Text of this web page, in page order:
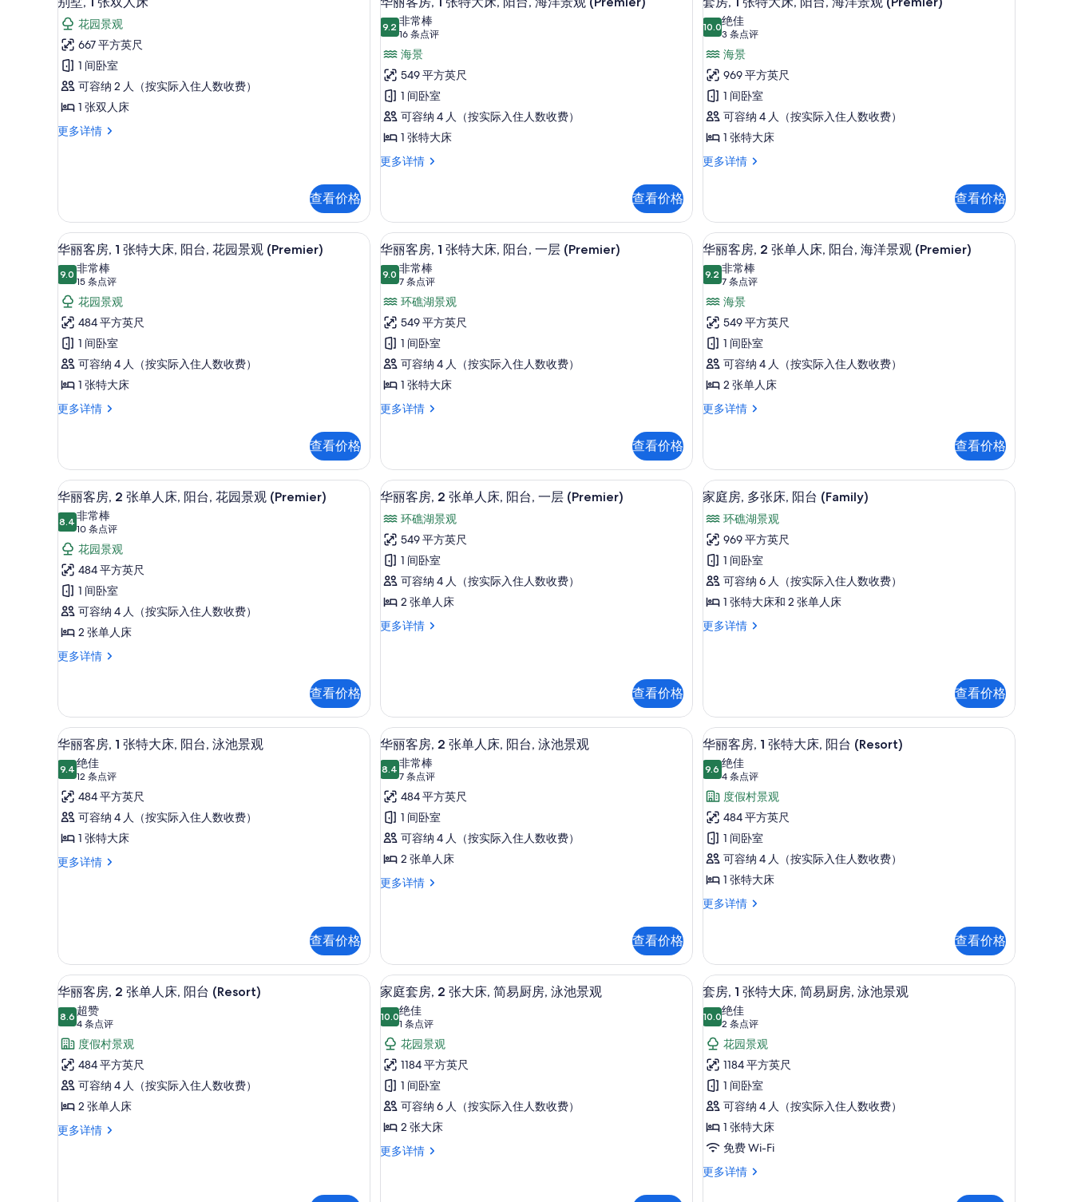
房,
海
洋
景
观
的
片
简
易
厨
房,
海
洋
景
观
更
房,
滨
的
所
有
照
片
易
厨
房,
海
更
多
信
息
厨
的
所
有
照
片
简
厨
房
更
多
信
示
别
墅,
张
双
人
有
照
片
花园景观
667 平方英尺
1 间卧室
可容纳 2 人（按实际入住人数收费）
1 张双人床
更多详情
别
床
更
多
信
息
查看价格
示
华
丽
客
房,
1
张
特
阳
台,
海
洋
景
观
(Premier)
的
所
有
9.29.2 分，满分 10 分
非常棒
16 条点评
(16
条
点
评)
海景
549 平方英尺
1 间卧室
可容纳 4 人（按实际入住人数收费）
1 张特大床
更多详情
华
1
张
特
床,
台,
海
洋
景
观
(Premier)
更
多
信
查看价格
示
套
房,
1
张
特
大
床,
海
洋
景
观
(Premier)
的
所
有
照
片
10.010.0 分，满分 10 分
绝佳
3 条点评
(3
条
点
评)
海景
969 平方英尺
1 间卧室
可容纳 4 人（按实际入住人数收费）
1 张特大床
更多详情
套
特
大
床,
台,
洋
景
观
(Premier)
更
信
息
查看价格
显
示
华
丽
客
房,
1
张
特
阳
台,
花
园
景
观
(Premier)
的
所
有
高档床上用品、迷你吧、客房内保险箱、办公桌
7
华丽客房, 1 张特大床, 阳台, 花园景观 (Premier)
9.09.0 分，满分 10 分
非常棒
15 条点评
(15
条
点
评)
花园景观
484 平方英尺
1 间卧室
可容纳 4 人（按实际入住人数收费）
1 张特大床
更多详情
华
1
张
特
床,
台,
花
园
景
观
(Premier)
更
多
信
查看价格
显
示
华
丽
客
房,
1
张
特
阳
台,
一
层
(Premier)
的
所
有
照
9
华丽客房, 1 张特大床, 阳台, 一层 (Premier)
9.09.0 分，满分 10 分
非常棒
7 条点评
(7
条
点
评)
环礁湖景观
549 平方英尺
1 间卧室
可容纳 4 人（按实际入住人数收费）
1 张特大床
更多详情
华
1
张
特
床,
阳
台,
一
层
(Premier)
更
多
查看价格
显
示
华
丽
客
房,
2
张
单
阳
台,
海
洋
景
观
(Premier)
的
所
华丽客房, 2 张单人床, 阳台, 海洋景观
7
华丽客房, 2 张单人床, 阳台, 海洋景观 (Premier)
9.29.2 分，满分 10 分
非常棒
7 条点评
(7
条
点
评)
海景
549 平方英尺
1 间卧室
可容纳 4 人（按实际入住人数收费）
2 张单人床
更多详情
华
2
张
单
人
床,
阳
台,
海
洋
景
观
(Premier)
查看价格
显
示
华
丽
客
房,
2
张
单
阳
台,
花
园
景
观
(Premier)
的
高档床上用品、迷你吧、客房内保险箱、办公桌
7
华丽客房, 2 张单人床, 阳台, 花园景观 (Premier)
8.48.4 分，满分 10 分
非常棒
10 条点评
(10
条
点
评)
花园景观
484 平方英尺
1 间卧室
可容纳 4 人（按实际入住人数收费）
2 张单人床
更多详情
华
2
张
单
床,
台,
花
景
观
(Premier)
查看价格
显
华
丽
客
房,
2
张
阳
台,
一
层
(Premier)
的
所
有
照
8
华丽客房, 2 张单人床, 阳台, 一层 (Premier)
环礁湖景观
549 平方英尺
1 间卧室
可容纳 4 人（按实际入住人数收费）
2 张单人床
更多详情
华
单
人
床,
阳
台,
一
层
(Premier)
更
多
信
查看价格
显
示
家
庭
房,
多
床,
的
所
有
照
片
高档床上用品、迷你吧、客房内保险箱、办公
7
家庭房, 多张床, 阳台 (Family)
环礁湖景观
969 平方英尺
1 间卧室
可容纳 6 人（按实际入住人数收费）
1 张特大床和 2 张单人床
更多详情
家
阳
台
(Family)
更
多
信
息
查看价格
显
示
华
丽
客
房,
1
阳
台,
泳
池
景
观
的
所
有
8
华丽客房, 1 张特大床, 阳台, 泳池景观
9.49.4 分，满分 10 分
绝佳
12 条点评
(12
条
点
评)
484 平方英尺
可容纳 4 人（按实际入住人数收费）
1 张特大床
更多详情
华
大
床,
阳
台,
泳
景
观
更
多
信
查看价格
显
示
华
丽
客
房,
2
张
阳
台,
泳
池
景
观
的
所
有
照
高档床上用品、迷你吧、客房内保险箱、办公桌
9
华丽客房, 2 张单人床, 阳台, 泳池景观
8.48.4 分，满分 10 分
非常棒
7 条点评
(7
条
点
评)
484 平方英尺
1 间卧室
可容纳 4 人（按实际入住人数收费）
2 张单人床
更多详情
华
张
单
人
床,
阳
台,
泳
池
景
观
更
多
信
查看价格
显
示
华
丽
客
房,
1
张
特
阳
台
(Resort)
的
所
有
照
片
7
华丽客房, 1 张特大床, 阳台 (Resort)
9.69.6 分，满分 10 分
绝佳
4 条点评
(4
条
点
评)
度假村景观
484 平方英尺
1 间卧室
可容纳 4 人（按实际入住人数收费）
1 张特大床
更多详情
华
1
张
特
床,
台
(Resort)
更
多
信
查看价格
显
示
华
丽
客
房,
2
张
高档床上用品、迷你吧、客房内保险箱、办公桌
7
华丽客房, 2 张单人床, 阳台 (Resort)
8.68.6 分，满分 10 分
超赞
4 条点评
(4
条
点
评)
度假村景观
484 平方英尺
可容纳 4 人（按实际入住人数收费）
2 张单人床
更多详情
华
显
示
家
庭
套
房,
2
张
大
家庭套房, 2 张大床, 简易厨房, 泳池景观 | 起居区 | 42-英寸液晶电视 （配备有线频道）、电视
7
家庭套房, 2 张大床, 简易厨房, 泳池景观
10.010.0 分，满分 10 分
绝佳
1 条点评
(1
条
点
评)
花园景观
1184 平方英尺
1 间卧室
可容纳 6 人（按实际入住人数收费）
2 张大床
更多详情
家
显
示
套
房,
1
张
特
大
床,
简
42-英寸液晶电视 （配备有线频道）、电视
7
套房, 1 张特大床, 简易厨房, 泳池景观
10.010.0 分，满分 10 分
绝佳
2 条点评
(2
条
点
评)
花园景观
1184 平方英尺
1 间卧室
可容纳 4 人（按实际入住人数收费）
1 张特大床
免费 Wi-Fi
更多详情
套